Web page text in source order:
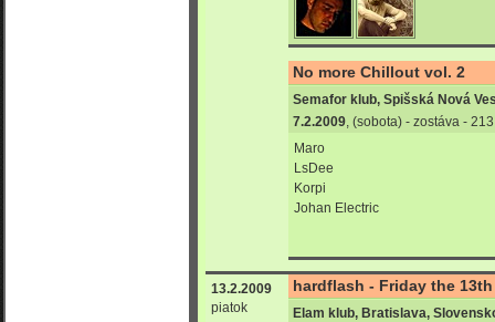
No more Chillout vol. 2
Semafor klub, Spišská Nová
7.2.2009, (sobota) - zostáva -
Maro
LsDee
Korpi
Johan Electric
13.2.2009
piatok
hardflash - Friday the
Elam klub, Bratislava,